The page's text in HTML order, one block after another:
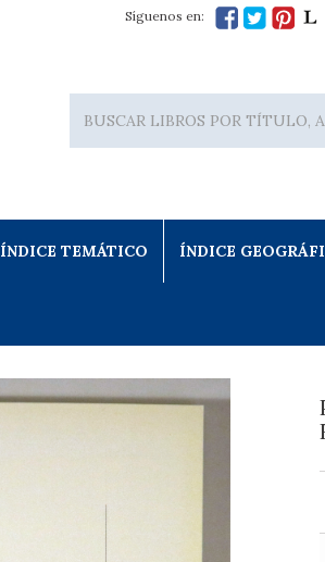
Síguenos en:
ÍNDICE TEMÁTICO ÍNDICE